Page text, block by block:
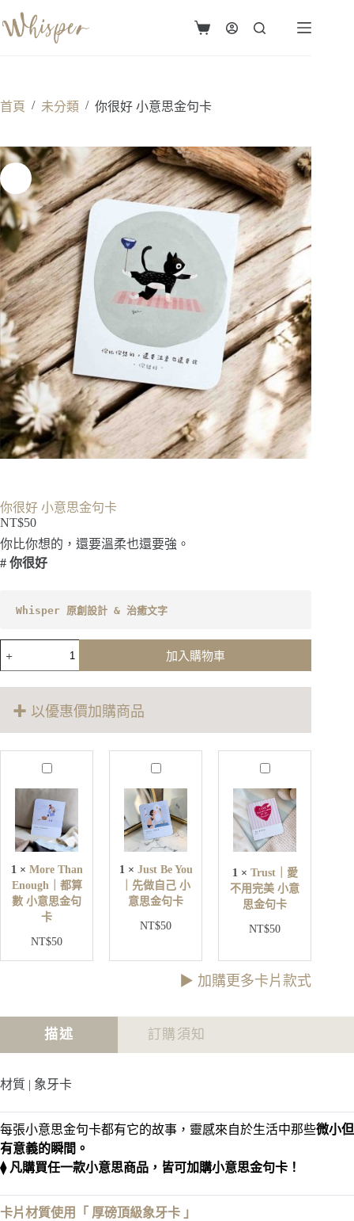
至
容
購
首頁 / 未分類 / 你很好 小意思金句卡
你很好 小意思金句卡
NT$50
你比你想的，還要溫柔也還要強。
# 你很好
Whisper 原創設計 & 治癒文字
思
金
加入購物車
✚ 以優惠價加購商品
M
r
T
h
a
E
n
o
u
h
｜
小
意
金
句
卡
1× More Than
Enough｜都算
數 小意思金句
卡
NT$50
J
s
t
B
e
Y
o
u
｜
做
己
金
句
1× Just Be You
｜先做自己 小
意思金句卡
NT$50
T
u
s
t
｜
不
用
完
美
思
金
1× Trust｜愛
不用完美 小意
思金句卡
NT$50
▶︎ 加購更多卡片款式
描述 訂購須知
材質 | 象牙卡
每張小意思金句卡都有它的故事，靈感來自於生活中那些微小但
有意義的瞬間。
⧫ 凡購買任一款小意思商品，皆可加購小意思金句卡！
卡片材質使用「 厚磅頂級象牙卡 」